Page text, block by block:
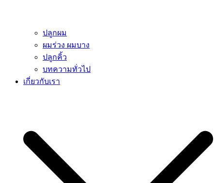
ปลูกผม
ผมร่วง ผมบาง
ปลูกคิ้ว
บทความทั่วไป
เกี่ยวกับเรา